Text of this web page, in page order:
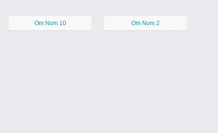
Om Nom 10 Om Nom 2